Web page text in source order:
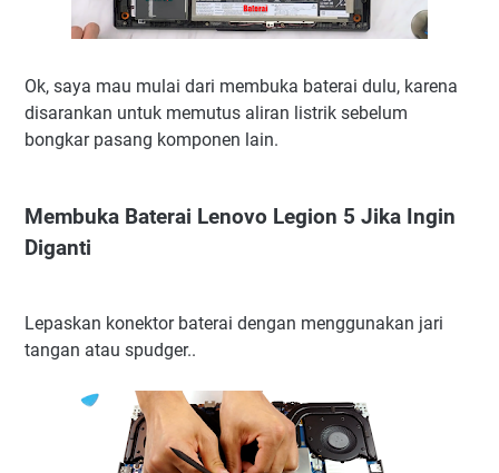
Ok, saya mau mulai dari membuka baterai dulu, karena
disarankan untuk memutus aliran listrik sebelum
bongkar pasang komponen lain.
Membuka Baterai Lenovo Legion 5 Jika Ingin
Diganti
Lepaskan konektor baterai dengan menggunakan jari
tangan atau spudger..